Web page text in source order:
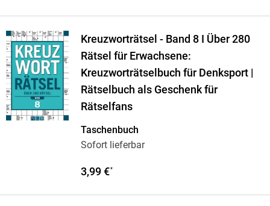
Kreuzworträtsel - Band 8 I Über 280
Rätsel für Erwachsene:
Kreuzworträtselbuch für Denksport |
Rätselbuch als Geschenk für
Rätselfans
Taschenbuch
Sofort lieferbar
3,99 €*